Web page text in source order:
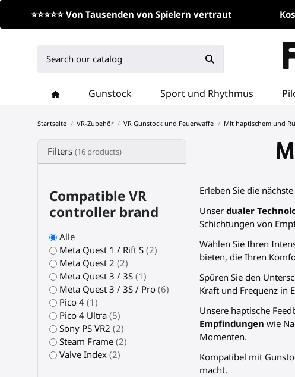
⭐⭐⭐⭐⭐ Von Tausenden von Spielern vertraut
Gunstock Sport und Rhythmus
Startseite VR-Zubehör VR Gunstock und Feuerwaffe Mit haptischem und
Erleben Sie die
Unserdualer
Schichtungen von
Wählen Sie Ihren
bieten, die Ihren
Spüren Sie den
Kraft und Frequenz in
Unsere haptische
Empfindungen wie
Momenten.
Kompatibel mit
macht.
Filters(16 products)
Compatible VR
controller brand
Alle
Meta Quest 1 / Rift S (2)
Meta Quest 2 (2)
Meta Quest 3 / 3S (1)
Meta Quest 3 / 3S / Pro (6)
Pico 4 (1)
Pico 4 Ultra (5)
Sony PS VR2 (2)
Steam Frame (2)
Valve Index (2)